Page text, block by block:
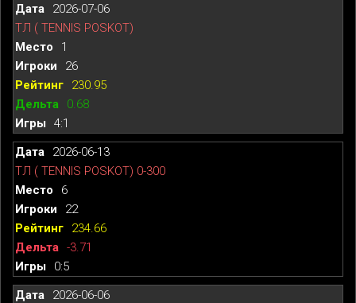
2026-07-06
ТЛ ( TENNIS POSKOT)
1
26
230.95
0.68
4:1
2026-06-13
ТЛ ( TENNIS POSKOT) 0-300
6
22
234.66
-3.71
0:5
2026-06-06